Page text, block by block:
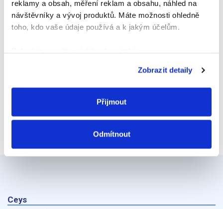
reklamy a obsah, měření reklam a obsahu, náhled na
návštěvníky a vývoj produktů. Máte možnosti ohledně
toho, kdo vaše údaje používá a k jakým účelům.
poloze, které mohou být přesné na několik metrů
Identifikovali vaše zařízení pomocí aktivního
skenování pro konkrétní charakteristiky (otisk prstu)
Zjistěte více o tom, jak zpracováváme vaše osobní
Svůj souhlas můžete kdykoliv změnit nebo odvolat v
části Prohlášení o souborech cookie.
soubory cookie. Informace o tom, jak náš web používáte,
Zobrazit detaily
Přijmout
Odmítnout
Ceys